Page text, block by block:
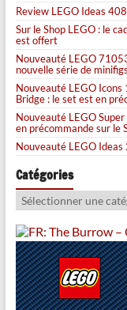
Review LEGO Ideas
Sur le Shop LEGO : le
est offert
Nouveauté LEGO
nouvelle série de
Nouveauté LEGO Icons
Bridge : le set est en
Nouveauté LEGO
en précommande sur le
Nouveauté LEGO
Catégories
Catégories